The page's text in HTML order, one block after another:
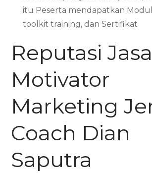
itu Peserta mendapatkan
toolkit training, dan Sertifikat
Reputasi Jasa
Motivator
Marketing
Coach Dian
Saputra